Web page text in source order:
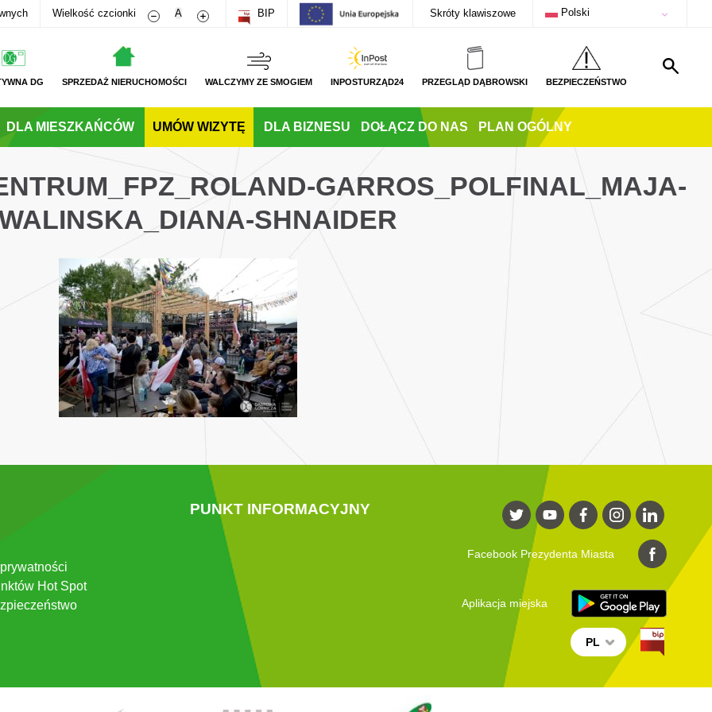
Wielkość czcionki Zmniejsz rozmiar czcionki
A Zwiększ rozmiar czcionki
BIP Skróty klawiszowe Polski
DG SPRZEDAŻ NIERUCHOMOŚCI WALCZYMY ZE SMOGIEM INPOSTURZĄD24 PRZEGLĄD DĄBROWSKI BEZPIECZEŃSTWO
DLA MIESZKAŃCÓW UMÓW WIZYTĘ DLA BIZNESU DOŁĄCZ DO NAS PLAN OGÓLNY
GARROS_POLFINAL_MAJA-
SHNAIDER
Hot Spot
PUNKT INFORMACYJNY
Facebook Prezydenta Miasta
Aplikacja miejska
PL